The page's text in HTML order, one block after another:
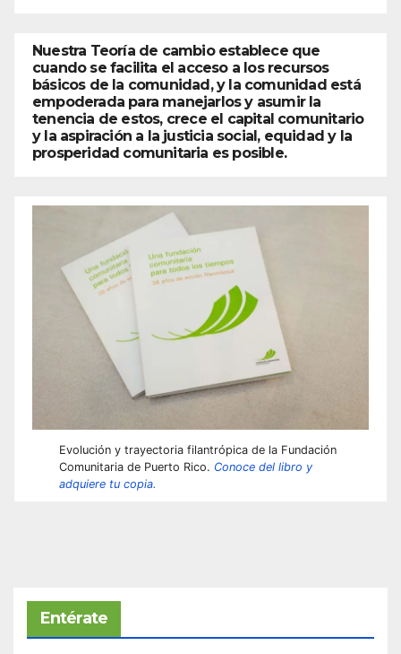
Nuestra Teoría de cambio establece que
cuando se facilita el acceso a los recursos
básicos de la comunidad, y la comunidad está
empoderada para manejarlos y asumir la
tenencia de estos, crece el capital comunitario
y la aspiración a la justicia social, equidad y la
prosperidad comunitaria es posible.
Evolución y trayectoria filantrópica de la Fundación
Comunitaria de Puerto Rico. Conoce del libro y
adquiere tu copia.
Entérate